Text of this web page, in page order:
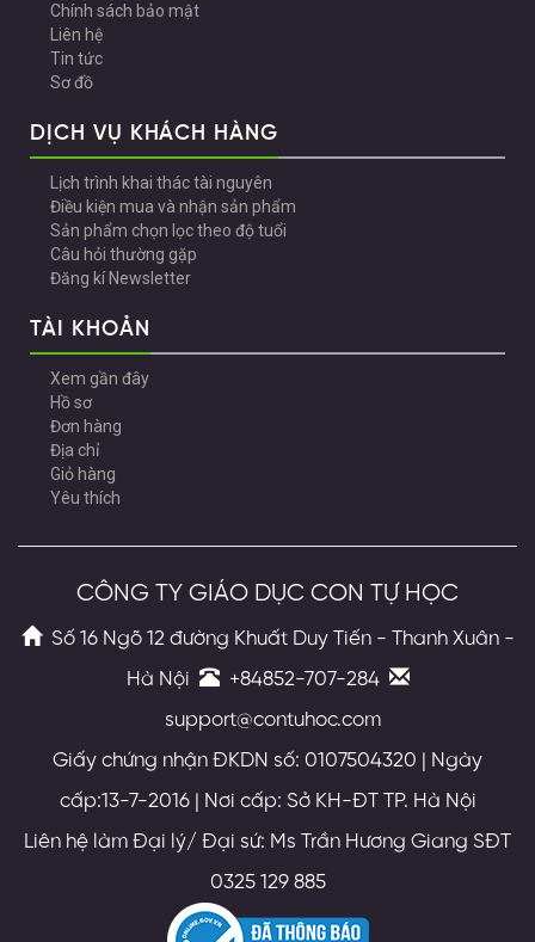
Chính sách bảo mật
Liên hệ
Tin tức
Sơ đồ
DỊCH VỤ KHÁCH HÀNG
Lịch trình khai thác tài nguyên
Điều kiện mua và nhận sản phẩm
Sản phẩm chọn lọc theo độ tuổi
Câu hỏi thường gặp
Đăng kí Newsletter
TÀI KHOẢN
Xem gần đây
Hồ sơ
Đơn hàng
Địa chỉ
Giỏ hàng
Yêu thích
CÔNG TY GIÁO DỤC CON TỰ HỌC
Số 16 Ngõ 12 đường Khuất Duy Tiến - Thanh Xuân -
Hà Nội
+84852-707-284
support@contuhoc.com
Giấy chứng nhận ĐKDN số: 0107504320 | Ngày
cấp:13-7-2016 | Nơi cấp: Sở KH-ĐT TP. Hà Nội
Liên hệ làm Đại lý/ Đại sứ: Ms Trần Hương Giang SĐT
0325 129 885